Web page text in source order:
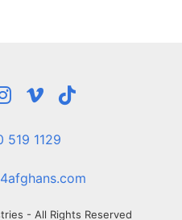
519 1129
- All Rights Reserved